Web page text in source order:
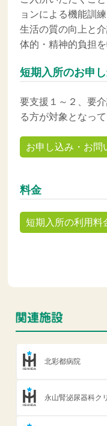
ョンによる機能訓
生活の質の向上と
体的・精神的負担
短期入所のお申
要支援１～２、要
る方が対象となって
お申し込み・お問
料金
短期入所の利用料
北彩都病院
永山腎泌尿器科ク